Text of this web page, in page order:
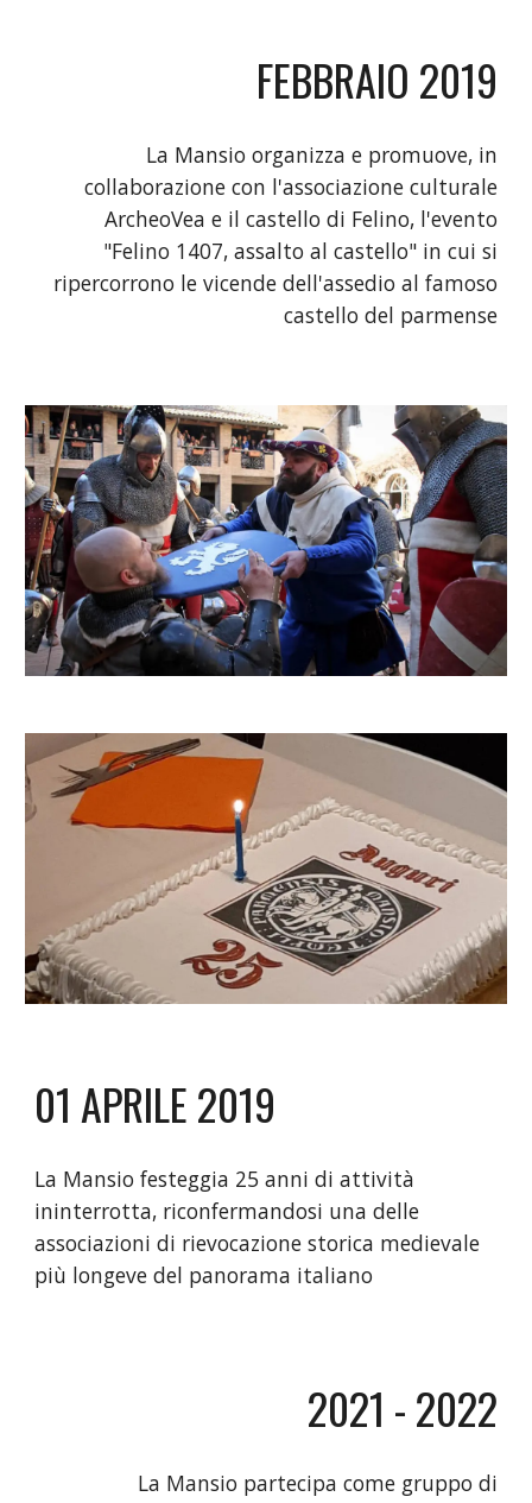
FEBBRAIO 2019
La Mansio organizza e promuove, in
collaborazione con l'associazione culturale
ArcheoVea e il castello di Felino, l'evento
"Felino 1407, assalto al castello" in cui si
ripercorrono le vicende dell'assedio al famoso
castello del parmense
01 APRILE 2019
La Mansio festeggia 25 anni di attività
ininterrotta, riconfermandosi una delle
associazioni di rievocazione storica medievale
più longeve del panorama italiano
2021 - 2022
La Mansio partecipa come gruppo di